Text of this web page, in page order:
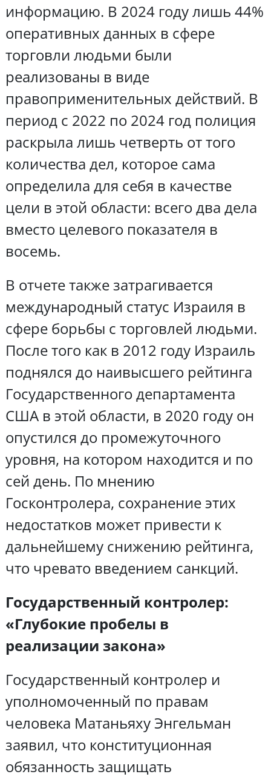
информацию. В 2024 году лишь 44%
оперативных данных в сфере
торговли людьми были
реализованы в виде
правоприменительных действий. В
период с 2022 по 2024 год полиция
раскрыла лишь четверть от того
количества дел, которое сама
определила для себя в качестве
цели в этой области: всего два дела
вместо целевого показателя в
восемь.
В отчете также затрагивается
международный статус Израиля в
сфере борьбы с торговлей людьми.
После того как в 2012 году Израиль
поднялся до наивысшего рейтинга
Государственного департамента
США в этой области, в 2020 году он
опустился до промежуточного
уровня, на котором находится и по
сей день. По мнению
Госконтролера, сохранение этих
недостатков может привести к
дальнейшему снижению рейтинга,
что чревато введением санкций.
Государственный контролер:
«Глубокие пробелы в
реализации закона»
Государственный контролер и
уполномоченный по правам
человека Матаньяху Энгельман
заявил, что конституционная
обязанность защищать